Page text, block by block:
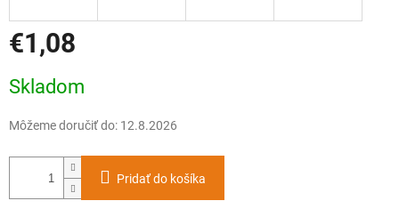
€1,08
cena:
Skladom
Môžeme doručiť do: 12.8.2026
Pridať do košíka